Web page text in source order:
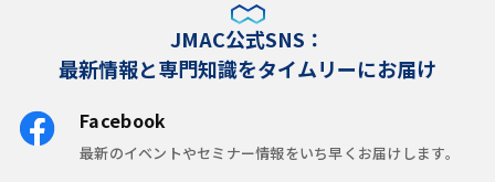
JMAC公式SNS：
最新情報と専門知識をタイムリーにお届け
Facebook
最新のイベントやセミナー情報をいち早くお届けします。